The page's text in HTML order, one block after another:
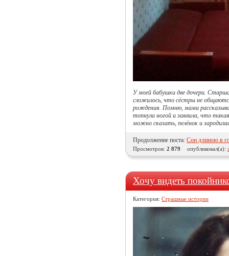
У моей бабушки две дочери.
сложилось, что сёстры не
рождения. Помню, мама
топнула ногой и заявила, что
можно сказать, пелёнок и
Продолжение поста: Сон длиною в
Просмотров: 2 879 опубликовал(а):
Хочу видеть
Категория: Страшные истории